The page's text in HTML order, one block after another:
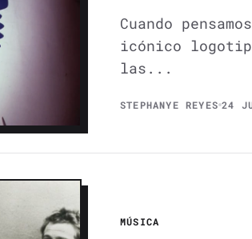
Cuando
icónico
las...
STEPHANYE REYES 24
MÚSICA